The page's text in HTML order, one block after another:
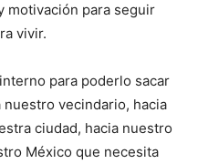
motivación para seguir
vivir.
para poderlo sacar
nuestro vecindario, hacia
ciudad, hacia nuestro
México que necesita